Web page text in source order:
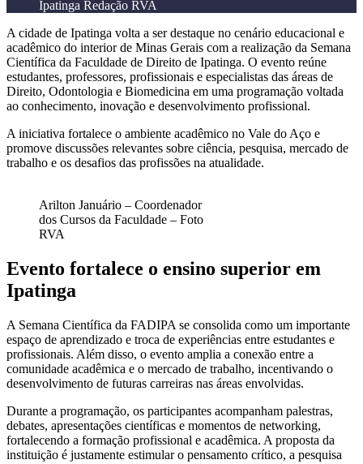
Ipatinga Redação RVA
A cidade de Ipatinga volta a ser destaque no cenário educacional e
acadêmico do interior de Minas Gerais com a realização da Semana
Científica da Faculdade de Direito de Ipatinga. O evento reúne
estudantes, professores, profissionais e especialistas das áreas de
Direito, Odontologia e Biomedicina em uma programação voltada
ao conhecimento, inovação e desenvolvimento profissional.
A iniciativa fortalece o ambiente acadêmico no Vale do Aço e
promove discussões relevantes sobre ciência, pesquisa, mercado de
trabalho e os desafios das profissões na atualidade.
Arilton Januário – Coordenador
dos Cursos da Faculdade – Foto
RVA
Evento fortalece o ensino superior em
Ipatinga
A Semana Científica da FADIPA se consolida como um importante
espaço de aprendizado e troca de experiências entre estudantes e
profissionais. Além disso, o evento amplia a conexão entre a
comunidade acadêmica e o mercado de trabalho, incentivando o
desenvolvimento de futuras carreiras nas áreas envolvidas.
Durante a programação, os participantes acompanham palestras,
debates, apresentações científicas e momentos de networking,
fortalecendo a formação profissional e acadêmica. A proposta da
instituição é justamente estimular o pensamento crítico, a pesquisa